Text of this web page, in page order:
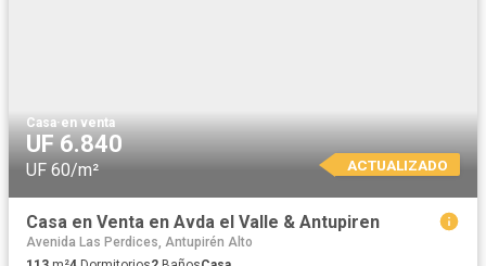
Casa·en venta
UF 6.840
UF 60/m² ACTUALIZADO
Casa en Venta en Avda el Valle & Antupiren
Avenida Las Perdices, Antupirén Alto